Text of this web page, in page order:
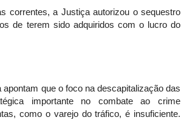
correntes, a Justiça autorizou o sequestro
de terem sido adquiridos com o lucro do
que o foco na descapitalização das
importante no combate ao crime
como o varejo do tráfico, é insuficiente.